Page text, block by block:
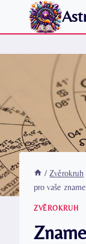
Přeskočit
/ Zvěrokruh
pro vaše
ZVĚROKRUH